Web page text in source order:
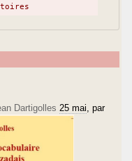
Dartigolles 25 mai , par